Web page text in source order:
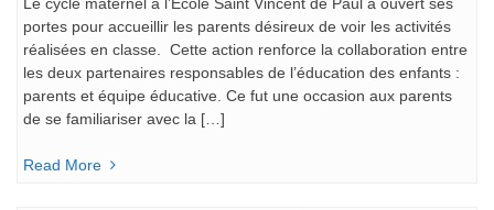
portes pour accueillir les parents désireux de voir les activités
réalisées en classe. Cette action renforce la collaboration entre
les deux partenaires responsables de l’éducation des enfants :
parents et équipe éducative. Ce fut une occasion aux parents
de se familiariser avec la […]
Read More